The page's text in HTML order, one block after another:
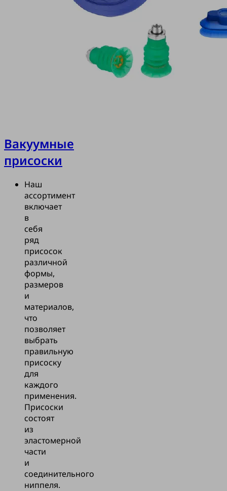
Вакуумные
присоски
Наш
ассортимент
включает
в
себя
ряд
присосок
различной
формы,
размеров
и
материалов,
что
позволяет
выбрать
правильную
присоску
для
каждого
применения.
Присоски
состоят
из
эластомерной
части
и
соединительного
ниппеля.